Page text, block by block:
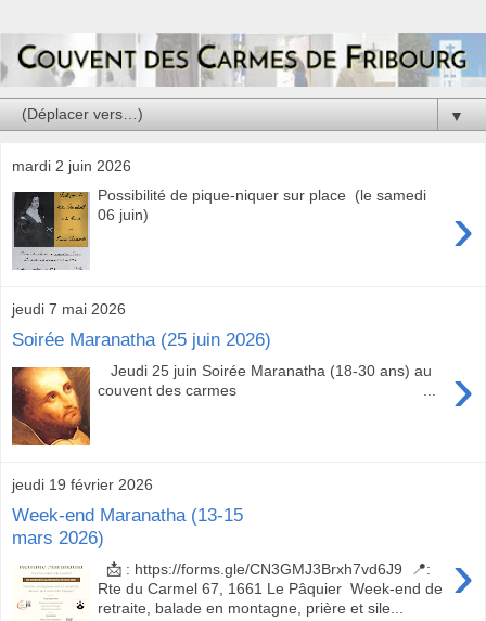
▼
mardi 2 juin 2026
›
Possibilité de pique-niquer sur place (le samedi
06 juin)
jeudi 7 mai 2026
Soirée Maranatha (25 juin 2026)
›
Jeudi 25 juin Soirée Maranatha (18-30 ans) au
couvent des carmes ...
jeudi 19 février 2026
Week-end Maranatha (13-15
mars 2026)
›
📩 : https://forms.gle/CN3GMJ3Brxh7vd6J9 📍:
Rte du Carmel 67, 1661 Le Pâquier Week-end de
retraite, balade en montagne, prière et sile...